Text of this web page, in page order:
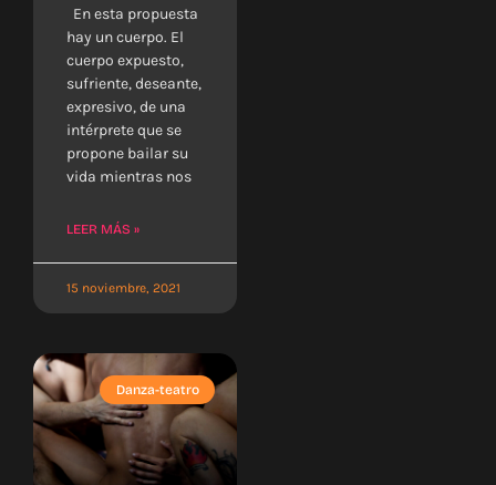
En esta propuesta
hay un cuerpo. El
cuerpo expuesto,
sufriente, deseante,
expresivo, de una
intérprete que se
propone bailar su
vida mientras nos
LEER MÁS »
15 noviembre, 2021
Danza-teatro